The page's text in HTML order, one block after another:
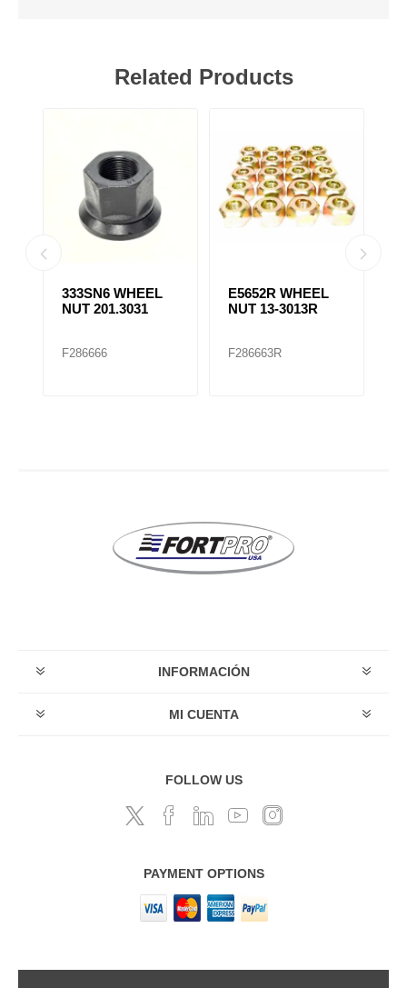
Related Products
333SN6 WHEEL
NUT 201.3031
F286666
E5652R WHEEL
NUT 13-3013R
F286663R
INFORMACIÓN
MI CUENTA
FOLLOW US
PAYMENT OPTIONS